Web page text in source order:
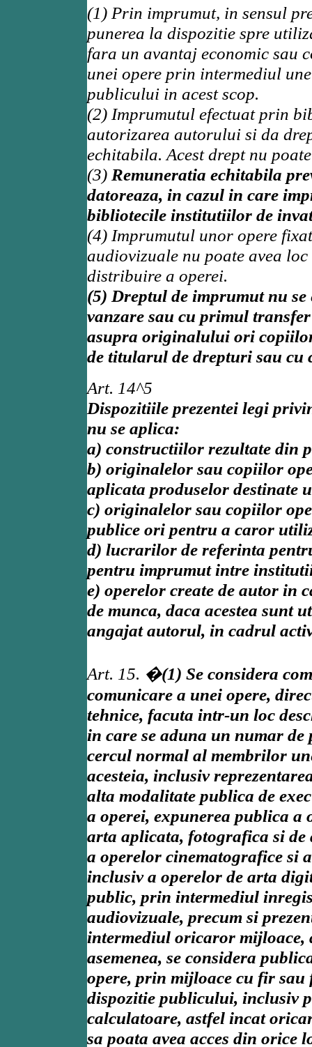
(1) Prin imprumut, in sensul
punerea la dispozitie spre
fara un avantaj economic sau
unei opere prin intermediul
publicului in acest scop.
(2) Imprumutul efectuat prin
autorizarea autorului si da
echitabila. Acest drept nu
(3) Remuneratia echitabila
datoreaza, in cazul in care
bibliotecile institutiilor de
(4) Imprumutul unor opere
audiovizuale nu poate avea
distribuire a operei.
(5) Dreptul de imprumut nu
vanzare sau cu primul
asupra originalului ori
de titularul de drepturi sau cu
Art. 14^5
Dispozitiile prezentei legi
nu se aplica:
a) constructiilor rezultate din
b) originalelor sau copiilor
aplicata produselor destinate
c) originalelor sau copiilor
publice ori pentru a caror
d) lucrarilor de referinta
pentru imprumut intre
e) operelor create de autor
de munca, daca acestea sunt
angajat autorul, in cadrul
Art. 15. �(1) Se considera
comunicare a unei opere,
tehnice, facuta intr-un loc
in care se aduna un numar de
cercul normal al membrilor
acesteia, inclusiv
alta modalitate publica de
a operei, expunerea publica a
arta aplicata, fotografica si
a operelor cinematografice si
inclusiv a operelor de arta
public, prin intermediul
audiovizuale, precum si
intermediul oricaror mijloace,
asemenea, se considera
opere, prin mijloace cu fir
dispozitie publicului, inclusiv
calculatoare, astfel incat
sa poata avea acces din orice